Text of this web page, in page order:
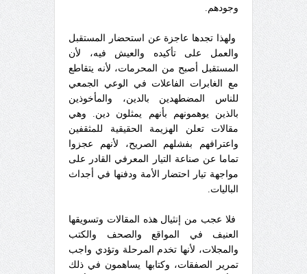
وجودهم.
ولهذا تجدها عاجزة عن استحضار المستقبل
والعمل على تأكيده والعيش فيه، لأن
المستقبل أصبح من المحرمات، لأنه يتقاطع
مع الغابرات الفاعلات في الوعي الجمعي
للناس المضطهدين بالدين، والمأخوذين
بالذين يوهمونهم بأنهم يمثلون دين.
وهي
مقالات تعلن الهزيمة الحقيقية للمثقفين
واعترافهم بفشلهم الصريح، لأنهم عجزوا
تماما عن صناعة التيار المعرفي القادر على
مواجهة تيار احتضار الأمة ودفنها في أجداث
الباليات.
فلا عجب من إنثيال هذه المقالات وتسويقها
العنيف في المواقع والصحف والكتب
والمجلات، لأنها تخدم المرحلة وتؤدي واجب
تمرير الصفقات، وكتابها يساهمون في ذلك